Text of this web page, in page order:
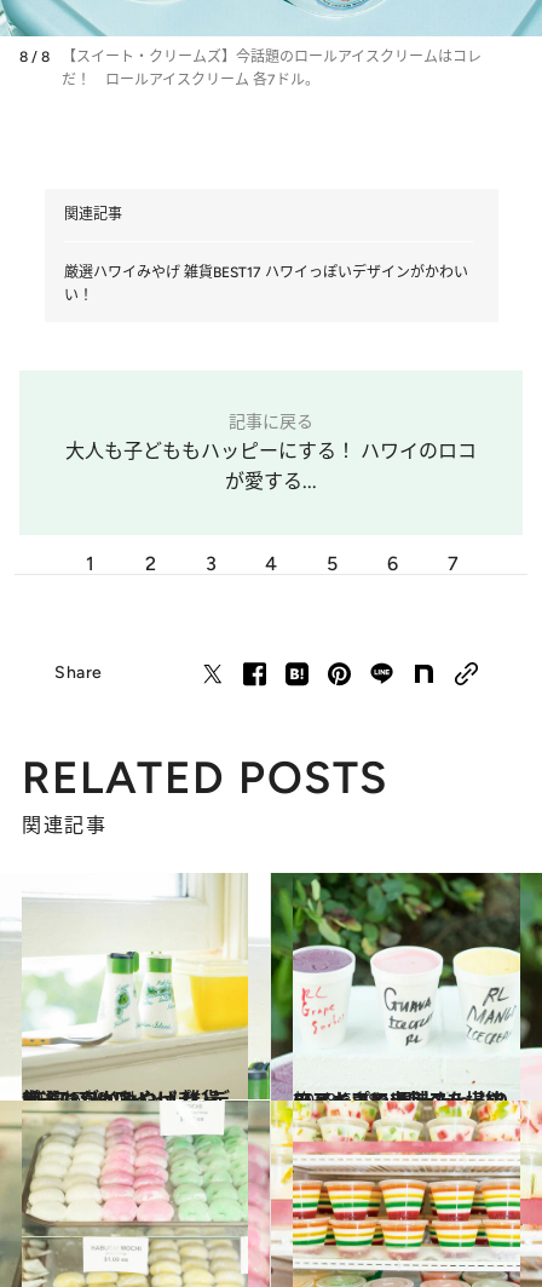
8 / 8
【スイート・クリームズ】今話題のロールアイスクリームはコレ
だ！ ロールアイスクリーム 各7ドル。
関連記事
厳選ハワイみやげ 雑貨BEST17 ハワイっぽいデザインがかわい
い！
記事に戻る
大人も子どももハッピーにする！ ハワイのロコ
が愛する...
1 2 3 4 5 6 7
Share
RELATED POSTS
関連記事
2018.6.29
厳選ハワイみやげ 雑貨BEST17 ハワイっぽいデザインがかわいい！
旅＆お出かけ 2018.6.28
ワイキキの老舗フルーツショップで 果汁たっぷりのアイスとソルベを堪能
旅＆お出かけ